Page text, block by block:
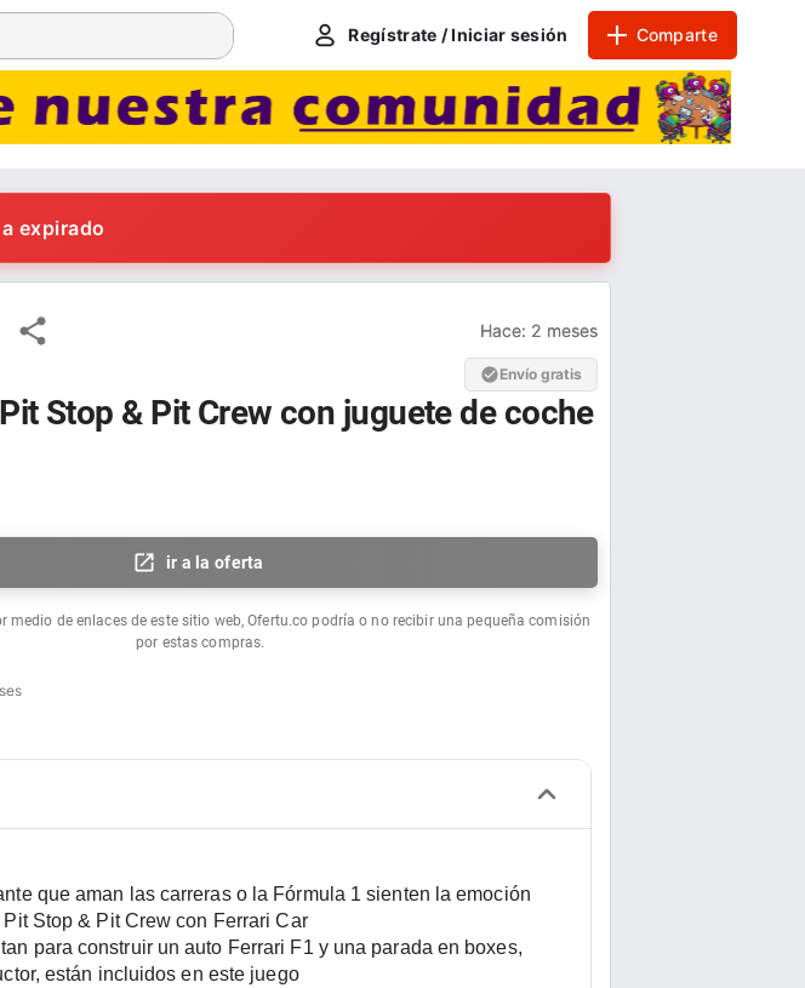
Regístrate / Iniciar sesión Comparte
expirado
Hace: 2 meses
Envío gratis
Stop & Pit Crew con juguete de coche
ir a la oferta
medio de enlaces de este sitio web, Ofertu.co podría o no recibir una pequeña comisión
por estas compras.
que aman las carreras o la Fórmula 1 sienten la emoción
Stop & Pit Crew con Ferrari Car
para construir un auto Ferrari F1 y una parada en boxes,
están incluidos en este juego